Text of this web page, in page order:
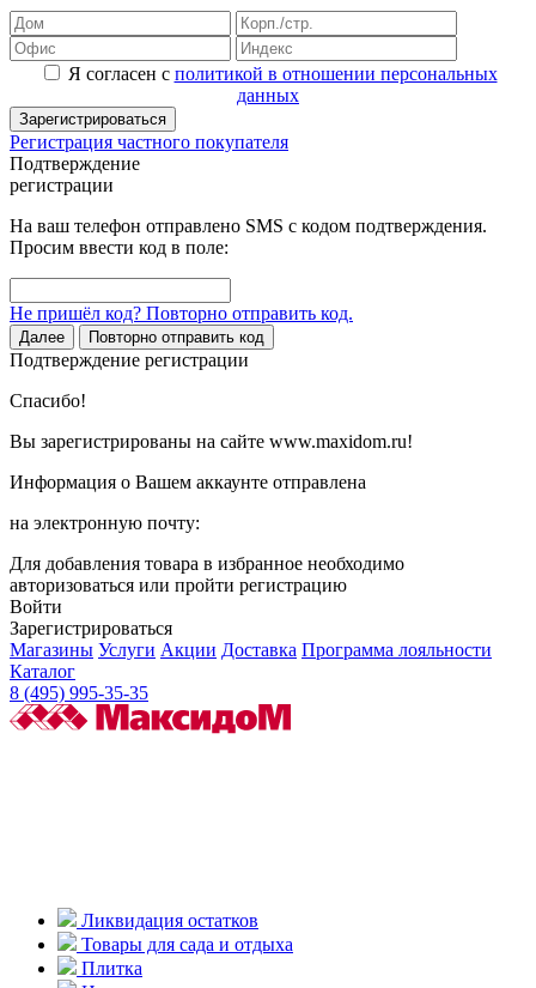
Я согласен с политикой в отношении персональных
данных
Зарегистрироваться
Регистрация частного покупателя
Подтверждение
регистрации
На ваш телефон отправлено SMS с кодом подтверждения.
Просим ввести код в поле:
Не пришёл код? Повторно отправить код.
Далее Повторно отправить код
Подтверждение регистрации
Спасибо!
Вы зарегистрированы на сайте www.maxidom.ru!
Информация о Вашем аккаунте отправлена
на электронную почту:
Для добавления товара в избранное необходимо
авторизоваться или пройти регистрацию
Войти
Зарегистрироваться
Магазины Услуги Акции Доставка Программа лояльности
Каталог
8 (495) 995-35-35
Ликвидация остатков
Товары для сада и отдыха
Плитка